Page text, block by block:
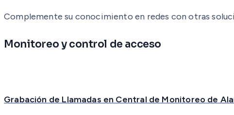
Complemente su conocimiento en redes con otras
Monitoreo y control de acceso
Grabación de Llamadas en Central de Monitoreo de